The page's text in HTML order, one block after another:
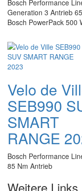
Bosch Performance
Generation 3 Antrieb
Bosch PowerPack 500
Velo de
SEB990
SMART
RANGE
Bosch Performance
85 Nm Antrieb
Weitere Links